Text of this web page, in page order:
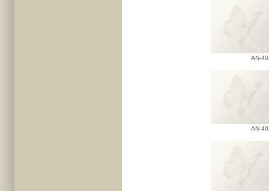
AN-
AN-